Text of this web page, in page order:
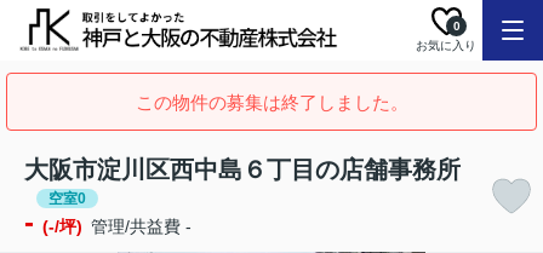
お気に入り
0
この物件の募集は終了しました。
大阪市淀川区西中島６丁目の店舗事務所
空室0
- (-/坪) 管理/共益費 -